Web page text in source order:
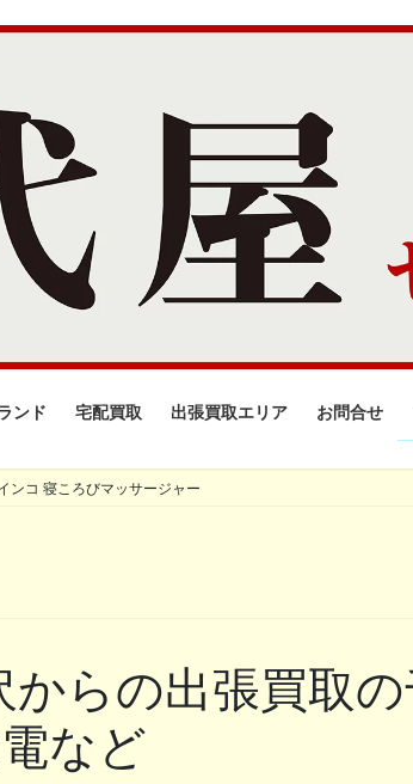
ンド 宅配買取 出張買取エリア お問合せ
ンコ 寝ころびマッサージャー
らの出張買取
など